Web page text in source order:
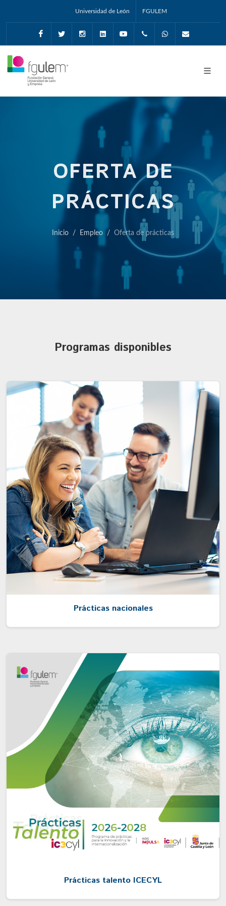
Universidad de León FGULEM
FacebookTwitter InstagramLinkedin Youtube +34987291651
Whatsapp
OFERTA DE
PRÁCTICAS
Inicio Empleo Oferta de prácticas
Programas disponibles
Prácticas nacionales
Prácticas talento ICECYL